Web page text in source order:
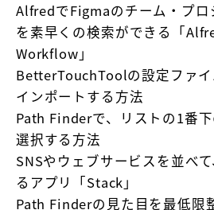
AlfredでFigmaのチーム・プロ
を素早くの検索ができる「
Workflow」
BetterTouchToolの設定ファイ
インポートする方法
Path Finderで、リストの1番
選択する方法
SNSやウェブサービスを並べ
るアプリ「Stack」
Path Finderの見た目を最低限